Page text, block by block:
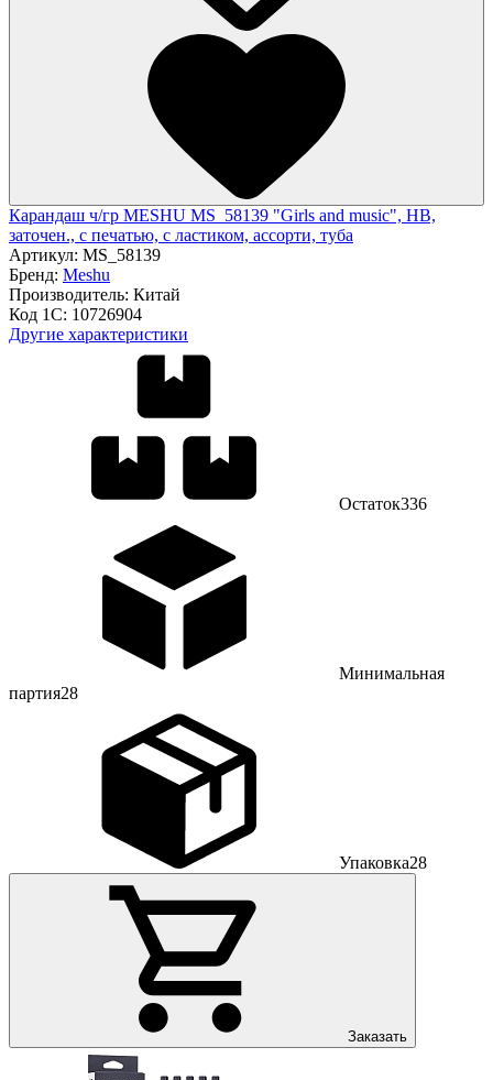
Карандаш ч/гр MESHU MS_58139 "Girls and music", HB,
заточен., с печатью, с ластиком, ассорти, туба
Артикул: MS_58139
Бренд: Meshu
Производитель: Китай
Код 1С: 10726904
Другие характеристики
Остаток336
Минимальная
партия28
Упаковка28
Заказать